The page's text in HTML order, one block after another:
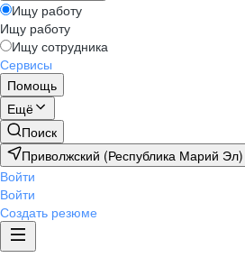
Ищу работу
Ищу работу
Ищу сотрудника
Сервисы
Помощь
Ещё
Поиск
Приволжский (Республика Марий Эл)
Войти
Войти
Создать резюме